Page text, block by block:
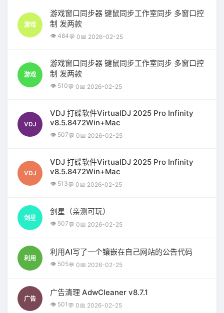
游戏
游戏窗口同步器 键鼠同步工作室同步 多窗口控
制 发两款
👁 484💬 0📅 2026-02-25
游戏
游戏窗口同步器 键鼠同步工作室同步 多窗口控
制 发两款
👁 510💬 0📅 2026-02-25
VDJ
VDJ 打碟软件VirtualDJ 2025 Pro Infinity
v8.5.8472Win+Mac
👁 507💬 0📅 2026-02-25
VDJ
VDJ 打碟软件VirtualDJ 2025 Pro Infinity
v8.5.8472Win+Mac
👁 513💬 0📅 2026-02-25
剑星
剑星（亲测可玩）
👁 507💬 0📅 2026-02-25
利用
利用AI写了一个镶嵌在自己网站的公告代码
👁 505💬 0📅 2026-02-25
广告
广告清理 AdwCleaner v8.7.1
👁 501 💬 0📅 2026-02-25